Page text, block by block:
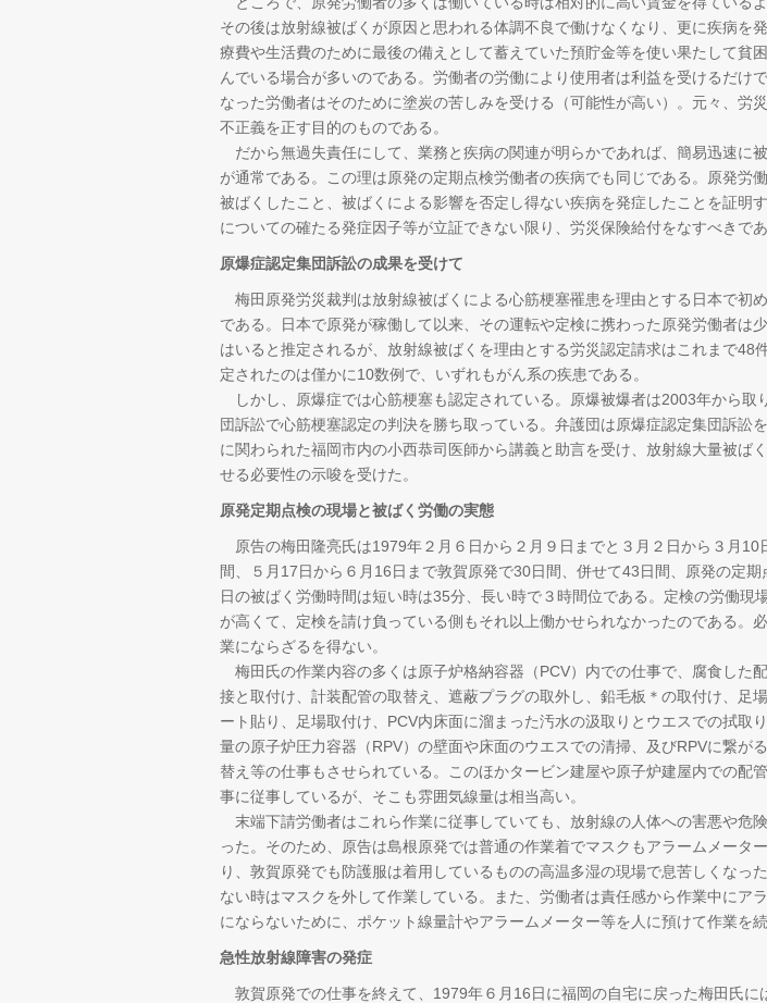
その後は放射線被ばくが原因と思われる体調不良で働けなくなり、更に疾病を
療費や生活費のために最後の備えとして蓄えていた預貯金等を使い果たして貧
んでいる場合が多いのである。労働者の労働により使用者は利益を受けるだけ
なった労働者はそのために塗炭の苦しみを受ける（可能性が高い）。元々、労
不正義を正す目的のものである。
だから無過失責任にして、業務と疾病の関連が明らかであれば、簡易迅速に
が通常である。この理は原発の定期点検労働者の疾病でも同じである。原発労
被ばくしたこと、被ばくによる影響を否定し得ない疾病を発症したことを証明
についての確たる発症因子等が立証できない限り、労災保険給付をなすべきであ
原爆症認定集団訴訟の成果を受けて
梅田原発労災裁判は放射線被ばくによる心筋梗塞罹患を理由とする日本で初
である。日本で原発が稼働して以来、その運転や定検に携わった原発労働者は
はいると推定されるが、放射線被ばくを理由とする労災認定請求はこれまで48
定されたのは僅かに10数例で、いずれもがん系の疾患である。
しかし、原爆症では心筋梗塞も認定されている。原爆被爆者は2003年から取
団訴訟で心筋梗塞認定の判決を勝ち取っている。弁護団は原爆症認定集団訴訟
に関わられた福岡市内の小西恭司医師から講義と助言を受け、放射線大量被ば
せる必要性の示唆を受けた。
原発定期点検の現場と被ばく労働の実態
原告の梅田隆亮氏は1979年２月６日から２月９日までと３月２日から３月10
間、５月17日から６月16日まで敦賀原発で30日間、併せて43日間、原発の定期
日の被ばく労働時間は短い時は35分、長い時で３時間位である。定検の労働現
が高くて、定検を請け負っている側もそれ以上働かせられなかったのである。
業にならざるを得ない。
梅田氏の作業内容の多くは原子炉格納容器（PCV）内での仕事で、腐食した
接と取付け、計装配管の取替え、遮蔽プラグの取外し、鉛毛板＊の取付け、足
ート貼り、足場取付け、PCV内床面に溜まった汚水の汲取りとウエスでの拭取
量の原子炉圧力容器（RPV）の壁面や床面のウエスでの清掃、及びRPVに繋が
替え等の仕事もさせられている。このほかタービン建屋や原子炉建屋内での配
事に従事しているが、そこも雰囲気線量は相当高い。
末端下請労働者はこれら作業に従事していても、放射線の人体への害悪や危
った。そのため、原告は島根原発では普通の作業着でマスクもアラームメータ
り、敦賀原発でも防護服は着用しているものの高温多湿の現場で息苦しくなっ
ない時はマスクを外して作業している。また、労働者は責任感から作業中にア
にならないために、ポケット線量計やアラームメーター等を人に預けて作業を続
急性放射線障害の発症
敦賀原発での仕事を終えて、1979年６月16日に福岡の自宅に戻った梅田氏に